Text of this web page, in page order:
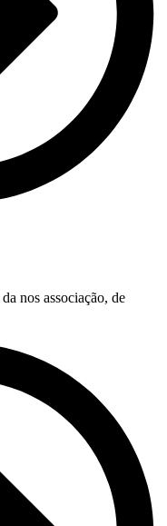
nos associação, de